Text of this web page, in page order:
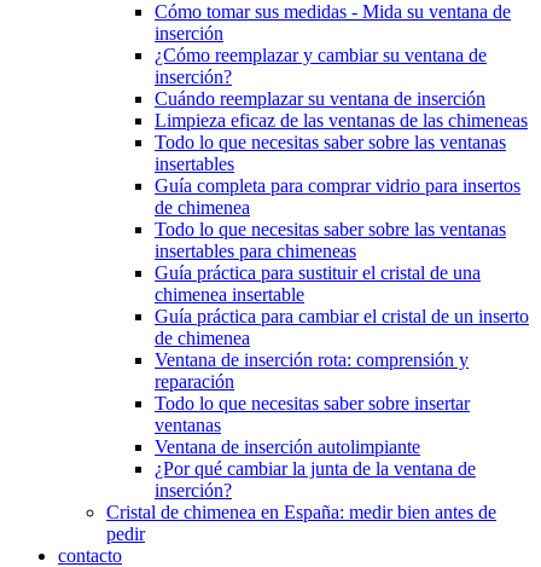
Cómo tomar sus medidas - Mida su ventana de
inserción
¿Cómo reemplazar y cambiar su ventana de
inserción?
Cuándo reemplazar su ventana de inserción
Limpieza eficaz de las ventanas de las chimeneas
Todo lo que necesitas saber sobre las ventanas
insertables
Guía completa para comprar vidrio para insertos
de chimenea
Todo lo que necesitas saber sobre las ventanas
insertables para chimeneas
Guía práctica para sustituir el cristal de una
chimenea insertable
Guía práctica para cambiar el cristal de un inserto
de chimenea
Ventana de inserción rota: comprensión y
reparación
Todo lo que necesitas saber sobre insertar
ventanas
Ventana de inserción autolimpiante
¿Por qué cambiar la junta de la ventana de
inserción?
Cristal de chimenea en España: medir bien antes de
pedir
contacto